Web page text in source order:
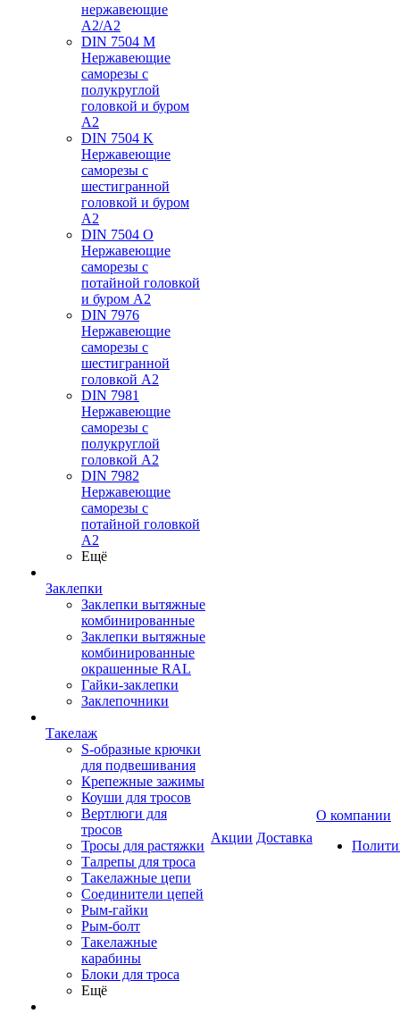
нержавеющие
A2/A2
DIN 7504 M
Нержавеющие
саморезы с
полукруглой
головкой и буром
А2
DIN 7504 K
Нержавеющие
саморезы с
шестигранной
головкой и буром
А2
DIN 7504 O
Нержавеющие
саморезы с
потайной головкой
и буром А2
DIN 7976
Нержавеющие
саморезы с
шестигранной
головкой А2
DIN 7981
Нержавеющие
саморезы с
полукруглой
головкой А2
DIN 7982
Нержавеющие
саморезы с
потайной головкой
А2
Ещё
Заклепки
Заклепки вытяжные
комбинированные
Заклепки вытяжные
комбинированные
окрашенные RAL
Гайки-заклепки
Заклепочники
Такелаж
S-образные крючки
для подвешивания
Крепежные зажимы
Коуши для тросов
Вертлюги для
тросов
Тросы для растяжки
Талрепы для троса
Такелажные цепи
Соединители цепей
Рым-гайки
Рым-болт
Такелажные
карабины
Блоки для троса
Ещё
Акции Доставка
О компании